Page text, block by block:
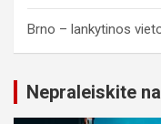
Brno – lankytinos
Nepraleiskite